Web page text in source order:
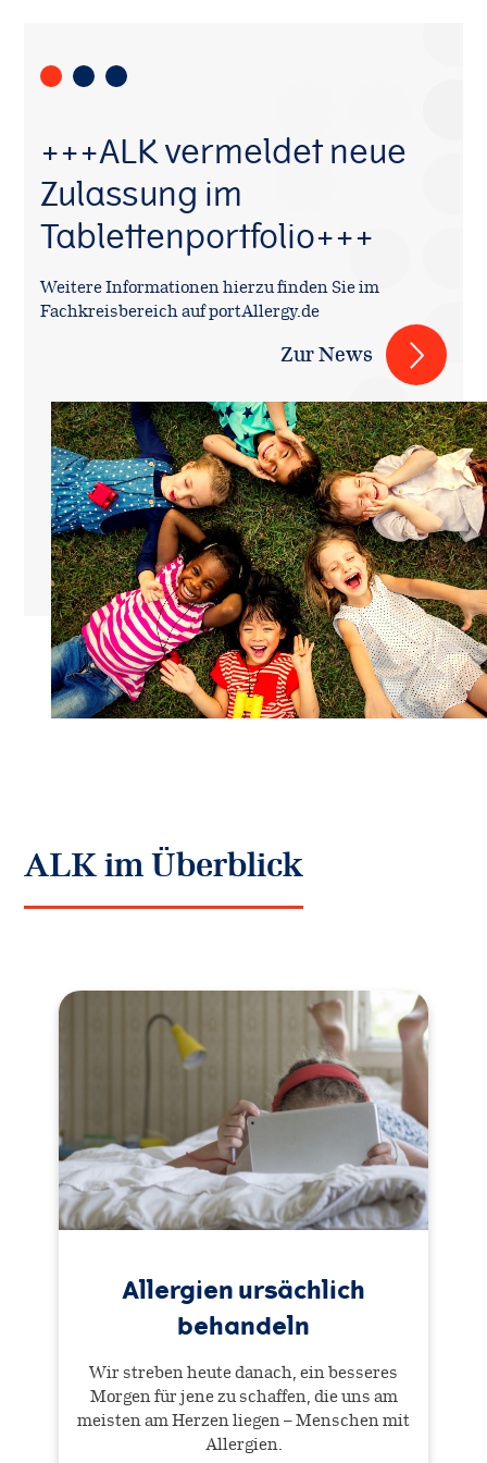
+++ALK vermeldet neue
Zulassung im
Tablettenportfolio+++
Weitere Informationen hierzu finden Sie im
Fachkreisbereich auf portAllergy.de
Zur News
ALK im Überblick
Allergien ursächlich
behandeln
Wir streben heute danach, ein besseres
Morgen für jene zu schaffen, die uns am
meisten am Herzen liegen – Menschen mit
Allergien.